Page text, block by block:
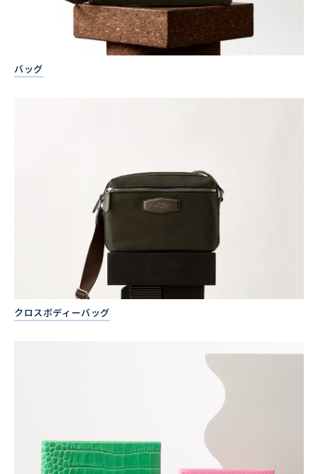
バッグ
クロスボディーバッグ